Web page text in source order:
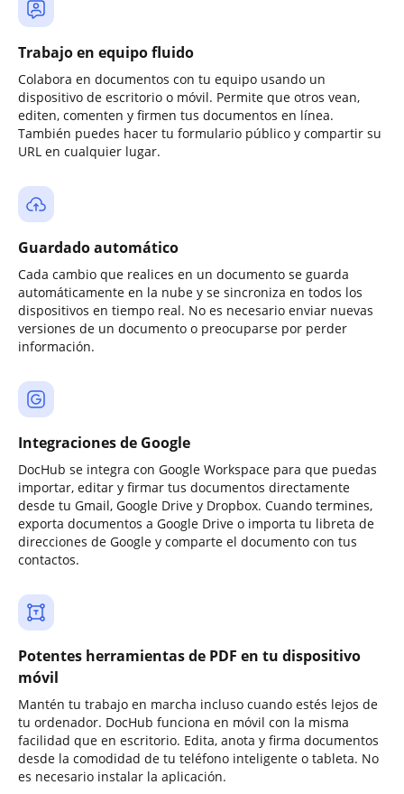
Trabajo en equipo fluido
Colabora en documentos con tu equipo usando un
dispositivo de escritorio o móvil. Permite que otros vean,
editen, comenten y firmen tus documentos en línea.
También puedes hacer tu formulario público y compartir su
URL en cualquier lugar.
Guardado automático
Cada cambio que realices en un documento se guarda
automáticamente en la nube y se sincroniza en todos los
dispositivos en tiempo real. No es necesario enviar nuevas
versiones de un documento o preocuparse por perder
información.
Integraciones de Google
DocHub se integra con Google Workspace para que puedas
importar, editar y firmar tus documentos directamente
desde tu Gmail, Google Drive y Dropbox. Cuando termines,
exporta documentos a Google Drive o importa tu libreta de
direcciones de Google y comparte el documento con tus
contactos.
Potentes herramientas de PDF en tu dispositivo
móvil
Mantén tu trabajo en marcha incluso cuando estés lejos de
tu ordenador. DocHub funciona en móvil con la misma
facilidad que en escritorio. Edita, anota y firma documentos
desde la comodidad de tu teléfono inteligente o tableta. No
es necesario instalar la aplicación.